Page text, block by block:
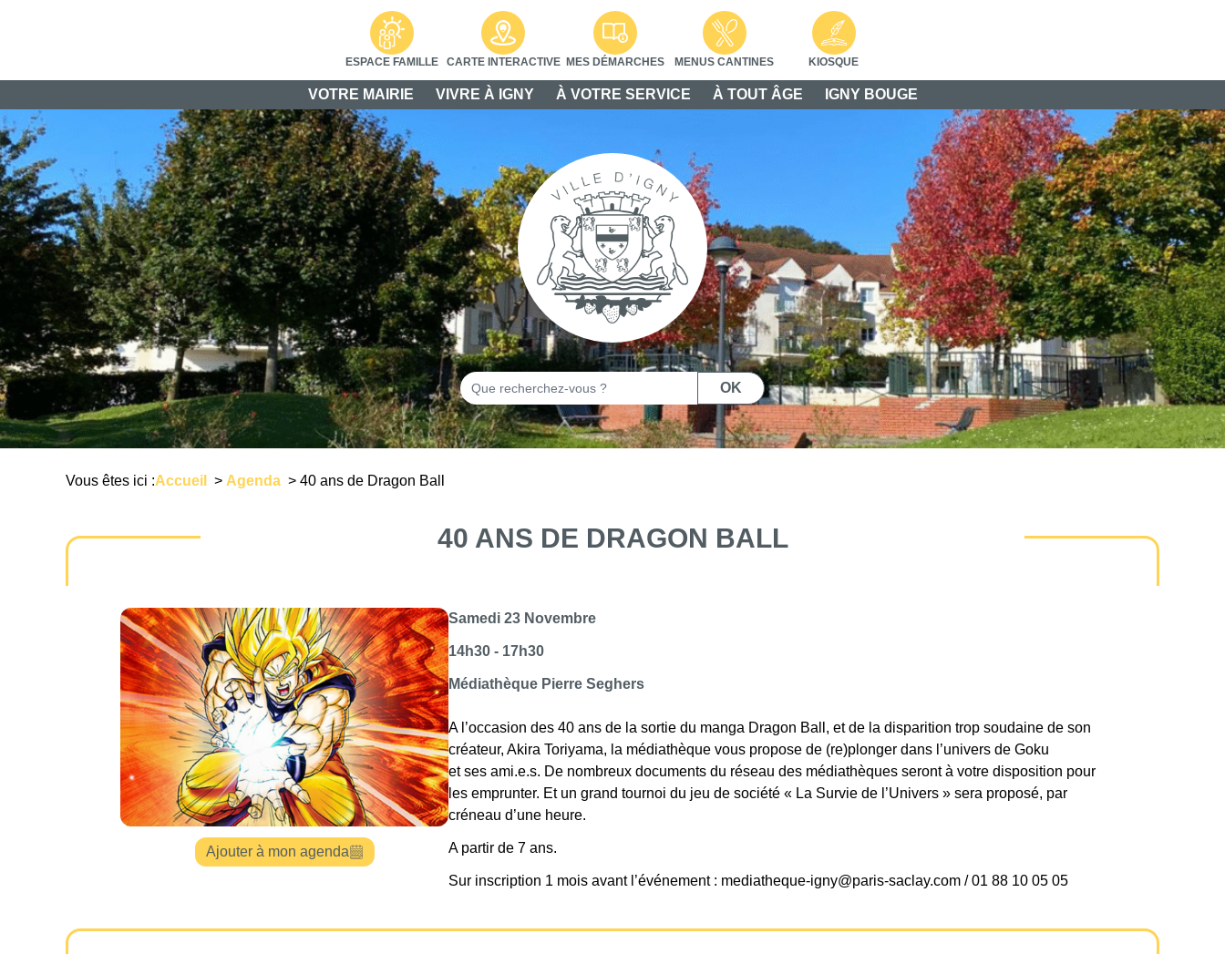
ESPACE FAMILLE CARTE INTERACTIVE MES DÉMARCHES MENUS CANTINES KIOSQUE
VOTRE MAIRIE VIVRE À IGNY À VOTRE SERVICE À TOUT ÂGE IGNY BOUGE
Rechercher OK
Vous êtes ici :Accueil > Agenda > 40 ans de Dragon Ball
40 ANS DE DRAGON BALL
Ajouter à mon agenda
Samedi 23 Novembre
14h30 - 17h30
Médiathèque Pierre Seghers
A l’occasion des 40 ans de la sortie du manga Dragon Ball, et de la disparition trop soudaine de son
créateur, Akira Toriyama, la médiathèque vous propose de (re)plonger dans l’univers de Goku
et ses ami.e.s. De nombreux documents du réseau des médiathèques seront à votre disposition pour
les emprunter. Et un grand tournoi du jeu de société « La Survie de l’Univers » sera proposé, par
créneau d’une heure.
A partir de 7 ans.
Sur inscription 1 mois avant l’événement : mediatheque-igny@paris-saclay.com / 01 88 10 05 05